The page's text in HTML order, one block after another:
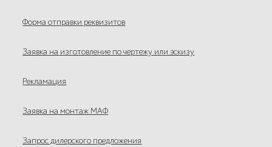
Форма отправки реквизитов
Заявка на изготовление по чертежу или эскизу
Рекламация
Заявка на монтаж МАФ
Запрос дилерского предложения